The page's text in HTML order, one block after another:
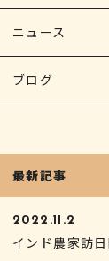
ニュース
ブログ
最新記事
2022.11.2
インド農家訪